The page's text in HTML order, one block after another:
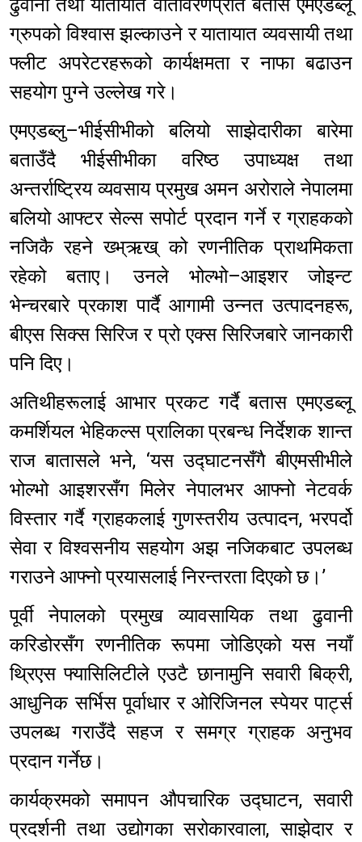
ढुवानी तथा यातायात वातावरणप्रति बतास एमएडब्लू
ग्रुपको विश्वास झल्काउने र यातायात व्यवसायी तथा
फ्लीट अपरेटरहरूको कार्यक्षमता र नाफा बढाउन
सहयोग पुग्ने उल्लेख गरे।
एमएडब्लु–भीईसीभीको बलियो साझेदारीका बारेमा
बताउँदै भीईसीभीका वरिष्ठ उपाध्यक्ष तथा
अन्तर्राष्ट्रिय व्यवसाय प्रमुख अमन अरोराले नेपालमा
बलियो आफ्टर सेल्स सपोर्ट प्रदान गर्ने र ग्राहकको
नजिकै रहने ख्भ्ऋख् को रणनीतिक प्राथमिकता
रहेको बताए। उनले भोल्भो–आइशर जोइन्ट
भेन्चरबारे प्रकाश पार्दै आगामी उन्नत उत्पादनहरू,
बीएस सिक्स सिरिज र प्रो एक्स सिरिजबारे जानकारी
पनि दिए।
अतिथीहरूलाई आभार प्रकट गर्दै बतास एमएडब्लू
कमर्शियल भेहिकल्स प्रालिका प्रबन्ध निर्देशक शान्त
राज बातासले भने, ‘यस उद्घाटनसँगै बीएमसीभीले
भोल्भो आइशरसँग मिलेर नेपालभर आफ्नो नेटवर्क
विस्तार गर्दै ग्राहकलाई गुणस्तरीय उत्पादन, भरपर्दो
सेवा र विश्वसनीय सहयोग अझ नजिकबाट उपलब्ध
गराउने आफ्नो प्रयासलाई निरन्तरता दिएको छ।’
पूर्वी नेपालको प्रमुख व्यावसायिक तथा ढुवानी
करिडोरसँग रणनीतिक रूपमा जोडिएको यस नयाँ
थ्रिएस फ्यासिलिटीले एउटै छानामुनि सवारी बिक्री,
आधुनिक सर्भिस पूर्वाधार र ओरिजिनल स्पेयर पार्ट्स
उपलब्ध गराउँदै सहज र समग्र ग्राहक अनुभव
प्रदान गर्नेछ।
कार्यक्रमको समापन औपचारिक उद्घाटन, सवारी
प्रदर्शनी तथा उद्योगका सरोकारवाला, साझेदार र